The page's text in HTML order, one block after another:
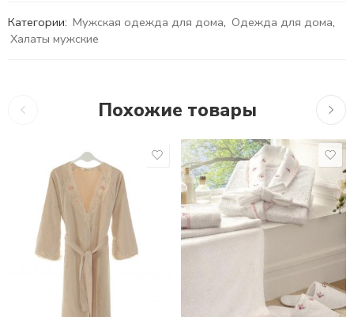
Категории: Мужская одежда для дома, Одежда для дома,
Халаты мужские
Похожие товары
9,830₽
S - 44